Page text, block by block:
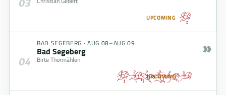
UPCOMING
04
BAD SEGEBERG · AUG 08–AUG 09
Bad Segeberg
Birte Thormählen
UPCOMING
»